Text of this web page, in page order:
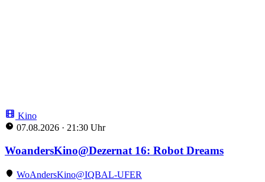
Kino
07.08.2026 · 21:30 Uhr
WoandersKino@Dezernat 16: Robot Dreams
WoAndersKino@IQBAL-UFER